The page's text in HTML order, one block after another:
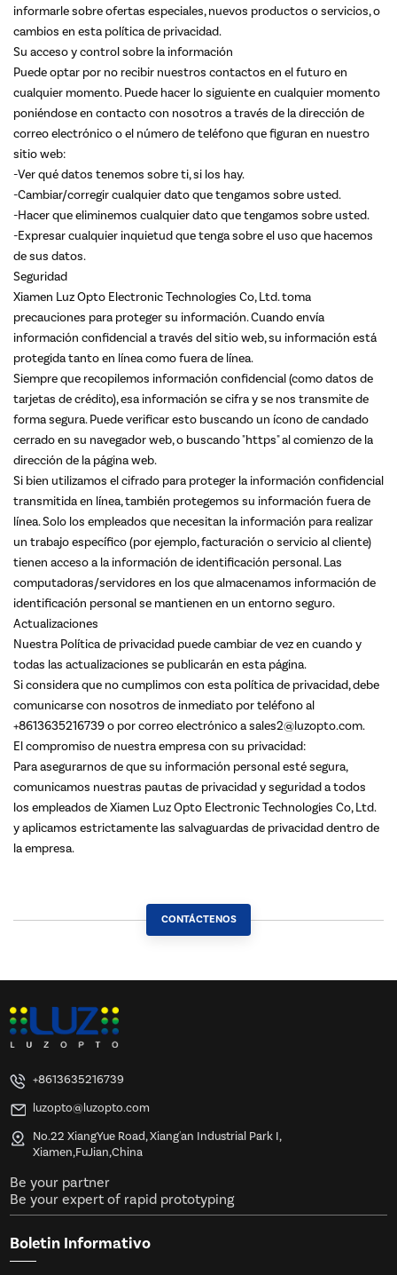
informarle sobre ofertas especiales, nuevos productos o servicios, o
cambios en esta política de privacidad.
Su acceso y control sobre la información
Puede optar por no recibir nuestros contactos en el futuro en
cualquier momento. Puede hacer lo siguiente en cualquier momento
poniéndose en contacto con nosotros a través de la dirección de
correo electrónico o el número de teléfono que figuran en nuestro
sitio web:
-Ver qué datos tenemos sobre ti, si los hay.
-Cambiar/corregir cualquier dato que tengamos sobre usted.
-Hacer que eliminemos cualquier dato que tengamos sobre usted.
-Expresar cualquier inquietud que tenga sobre el uso que hacemos
de sus datos.
Seguridad
Xiamen Luz Opto Electronic Technologies Co, Ltd. toma
precauciones para proteger su información. Cuando envía
información confidencial a través del sitio web, su información está
protegida tanto en línea como fuera de línea.
Siempre que recopilemos información confidencial (como datos de
tarjetas de crédito), esa información se cifra y se nos transmite de
forma segura. Puede verificar esto buscando un ícono de candado
cerrado en su navegador web, o buscando "https" al comienzo de la
dirección de la página web.
Si bien utilizamos el cifrado para proteger la información confidencial
transmitida en línea, también protegemos su información fuera de
línea. Solo los empleados que necesitan la información para realizar
un trabajo específico (por ejemplo, facturación o servicio al cliente)
tienen acceso a la información de identificación personal. Las
computadoras/servidores en los que almacenamos información de
identificación personal se mantienen en un entorno seguro.
Actualizaciones
Nuestra Política de privacidad puede cambiar de vez en cuando y
todas las actualizaciones se publicarán en esta página.
Si considera que no cumplimos con esta política de privacidad, debe
comunicarse con nosotros de inmediato por teléfono al
+8613635216739 o por correo electrónico a sales2@luzopto.com.
El compromiso de nuestra empresa con su privacidad:
Para asegurarnos de que su información personal esté segura,
comunicamos nuestras pautas de privacidad y seguridad a todos
los empleados de Xiamen Luz Opto Electronic Technologies Co, Ltd.
y aplicamos estrictamente las salvaguardas de privacidad dentro de
la empresa.
CONTÁCTENOS
+8613635216739
luzopto@luzopto.com
No.22 XiangYue Road, Xiang'an Industrial Park I,
Xiamen,FuJian,China
Be your partner
Be your expert of rapid prototyping
Boletin Informativo